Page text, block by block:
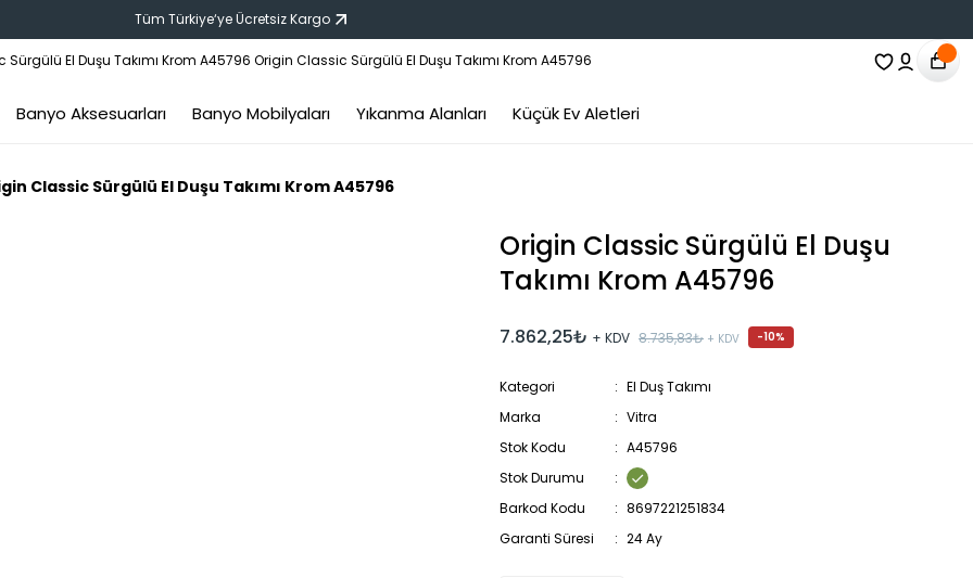
Tüm Türkiye‘ye Ücretsiz Kargo
Banyo Aksesuarları Banyo Mobilyaları Yıkanma Alanları Küçük Ev Aletleri
Classic Sürgülü El Duşu Takımı Krom A45796
Origin Classic Sürgülü El Duşu
Takımı Krom A45796
7.862,25₺ + KDV 8.735,83₺ + KDV -10%
Kategori
El Duş Takımı
Marka
Vitra
Stok Kodu
A45796
Stok Durumu
Barkod Kodu
8697221251834
Garanti Süresi
24 Ay